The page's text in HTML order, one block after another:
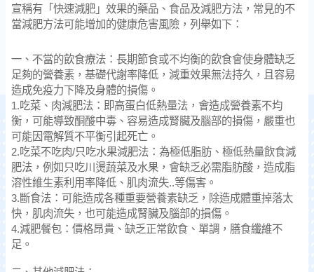
宣稱有「快速減肥」效果的藥品、食品及減肥方法，常見的不
當減肥方法可能增加的健康危害風險，列舉如下：
一、不當的飲食療法：長期節食或不均衡的飲食會使身體缺乏
足夠的營養素，基礎代謝率降低，減重效果無法持久，且容易
造成免疫力下降及身體的損傷。
1.吃菜、肉減肥法：即高蛋白低熱量法，會造成營養素不均
衡，可能導致酮酸中毒、容易造成腎臟及腦部的損傷，嚴重也
可能因電解質不平衡引起死亡。
2.吃菜不吃肉/只吃水果減肥法：為極低脂肪、極低熱量飲食減
肥法，例如只吃川燙蔬菜及水果，會缺乏必需脂肪酸，造成脂
溶性維生素利用率降低、肌肉流失..等傷害。
3.斷食法：可能造成各種重要營養素缺乏，除造成體重掉落太
快，肌肉流失，也可能造成腎臟及腦部的損傷。
4.減肥餐包：價格昂貴、缺乏正常飲食、單調，膳食纖維不
足。